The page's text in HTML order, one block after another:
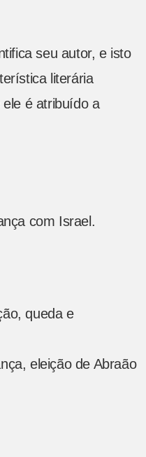
seu autor, e isto
literária
ele é atribuído a
com Israel.
queda e
eleição de Abraão